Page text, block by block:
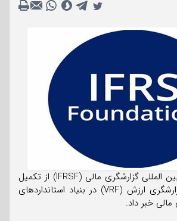
بنیاد استانداردهای بین المللی گزارشگری مالی (IFRSF) از تکمیل
فرایند ادغام بنیاد گزارشگری ارزش (VRF) در بنیاد استانداردهای
مالی خبر داد.